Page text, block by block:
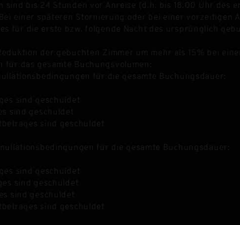
bis 24 Stunden vor Anreise (d.h. bis 18.00 Uhr des
einer späteren Stornierung oder bei einer vorzeitigen
für die erste bzw. folgende Nacht des ursprünglich
der gebuchten Zimmer um mehr als 15% bei
das gesamte Buchungsvolumen:
für die gesamte Buchungsdauer:
sind geschuldet
sind geschuldet
sind geschuldet
für die gesamte Buchungsdauer:
sind geschuldet
sind geschuldet
sind geschuldet
sind geschuldet